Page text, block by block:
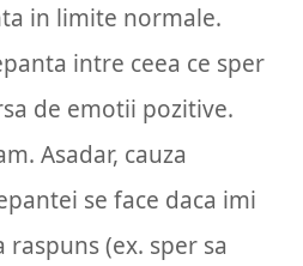
in limite normale.
intre ceea ce sper
de emotii pozitive.
Asadar, cauza
se face daca imi
(ex. sper sa